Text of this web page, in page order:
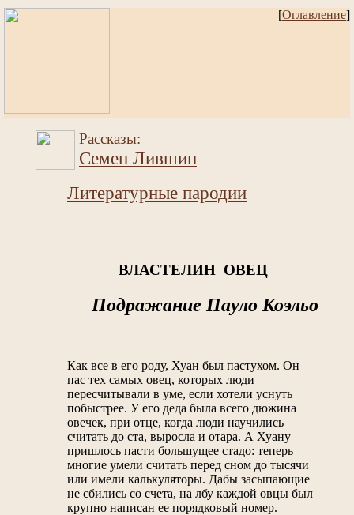
[Оглавление]
Рассказы:
Семен Лившин
Литературные пародии
ВЛАСТЕЛИН ОВЕЦ
Подражание Пауло Коэльо
Как все в его роду, Хуан был пастухом. Он
пас тех самых овец, которых люди
пересчитывали в уме, если хотели уснуть
побыстрее. У его деда была всего дюжина
овечек, при отце, когда люди научились
считать до ста, выросла и отара. А Хуану
пришлось пасти большущее стадо: теперь
многие умели считать перед сном до тысячи
или имели калькуляторы. Дабы засыпающие
не сбились со счета, на лбу каждой овцы был
крупно написан ее порядковый номер.